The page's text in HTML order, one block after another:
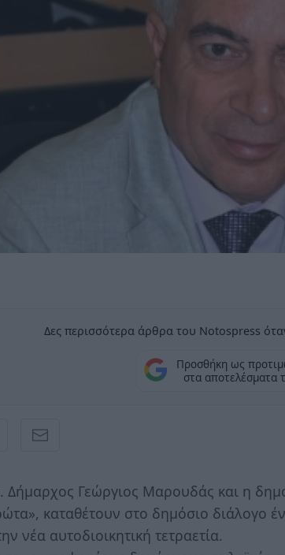
Δες περισσότερα άρθρα του Notospress
Προσθήκη ως
στα αποτελέσματα
Γεώργιος Μαρουδάς και η
καταθέτουν στο δημόσιο διάλογο
νέα αυτοδιοικητική τετραετία.